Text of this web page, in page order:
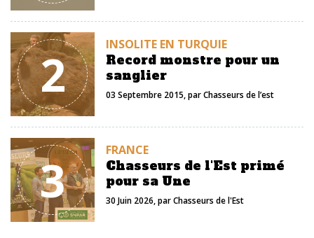
2 INSOLITE EN TURQUIE
Record monstre pour un
sanglier
03 Septembre 2015, parChasseurs de l’est
3 FRANCE
Chasseurs de l'Est primé
pour sa Une
30 Juin 2026, parChasseurs de l'Est